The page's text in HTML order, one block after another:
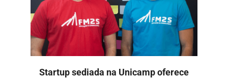
Startup sediada na Unicamp oferece